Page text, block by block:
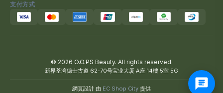
支付方式
© 2026 O.O.PS Beauty. All rights reserved.
新界荃湾德士古道 62-70号宝业大厦 A座 14樓 5室 5G
網頁設計 由 EC Shop City 提供